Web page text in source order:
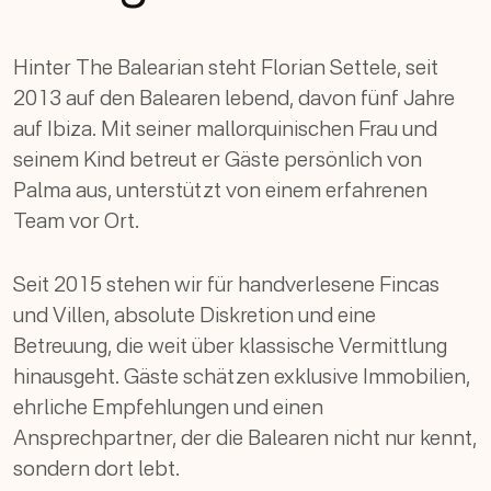
Hinter The Balearian steht Florian Settele, seit
2013 auf den Balearen lebend, davon fünf Jahre
auf Ibiza. Mit seiner mallorquinischen Frau und
seinem Kind betreut er Gäste persönlich von
Palma aus, unterstützt von einem erfahrenen
Team vor Ort.
Seit 2015 stehen wir für handverlesene Fincas
und Villen, absolute Diskretion und eine
Betreuung, die weit über klassische Vermittlung
hinausgeht. Gäste schätzen exklusive Immobilien,
ehrliche Empfehlungen und einen
Ansprechpartner, der die Balearen nicht nur kennt,
sondern dort lebt.